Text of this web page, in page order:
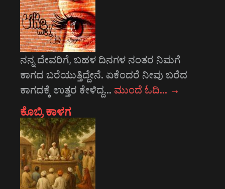
ನನ್ನ ದೇವರಿಗೆ, ಬಹಳ ದಿನಗಳ ನಂತರ ನಿಮಗೆ
ಕಾಗದ ಬರೆಯುತ್ತಿದ್ದೇನೆ. ಏಕೆಂದರೆ ನೀವು ಬರೆದ
ಕಾಗದಕ್ಕೆ ಉತ್ತರ ಕೇಳಿದ್ದ… ಮುಂದೆ ಓದಿ… →
ಕೊಬ್ರಿ ಕಾಳಗ